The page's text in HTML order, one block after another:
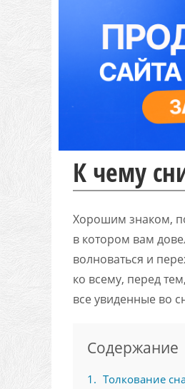
К чему
Хорошим знаком,
в котором вам
волноваться и
ко всему, перед
все увиденные во
Содержание
1
Толкование